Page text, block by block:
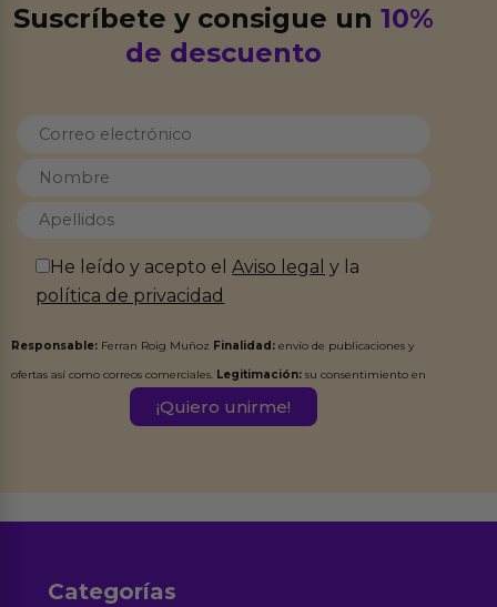
Suscríbete y consigue un10%
de descuento
He leído y acepto elAviso legal y la
política de privacidad
Responsable: Ferran Roig Muñoz Finalidad: envío de publicaciones y
ofertas así como correos comerciales. Legitimación: su consentimiento en
Destinatarios:Ferran Roig Muñoz. Podrás ejercer tus
Categorías